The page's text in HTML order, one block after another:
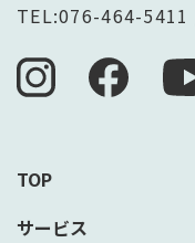
TEL:076-464-5411
TOP
サービス